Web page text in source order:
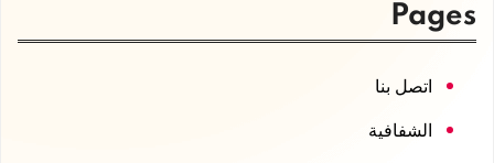
Pages
اتصل بنا
الشفافية